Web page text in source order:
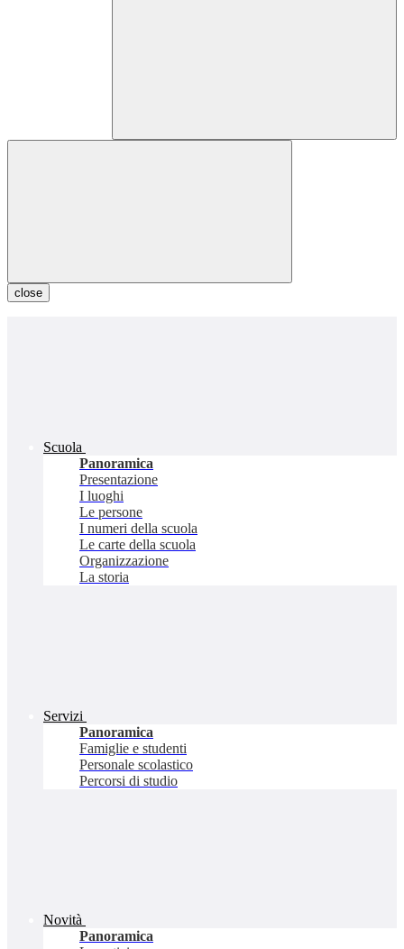
close
Scuola
Panoramica
Presentazione
I luoghi
Le persone
I numeri della scuola
Le carte della scuola
Organizzazione
La storia
Servizi
Panoramica
Famiglie e studenti
Personale scolastico
Percorsi di studio
Novità
Panoramica